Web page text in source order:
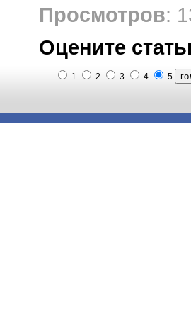
Просмотров:
Оцените
1 2 3 4 5